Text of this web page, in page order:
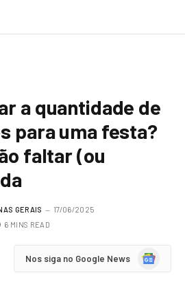
a quantidade de
para uma festa?
faltar (ou
GERAIS
17/06/2025
6 MINS READ
Nos siga no Google News
Google